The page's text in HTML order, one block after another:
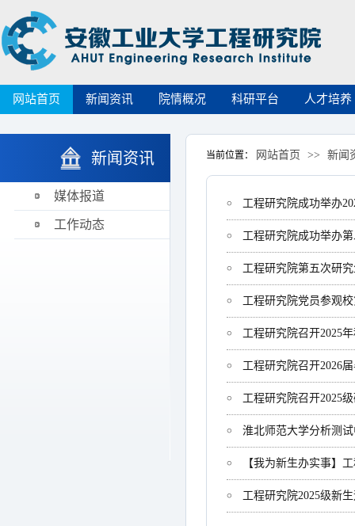
网站首页 新闻资讯 院情概况 科研平台 人才培养
新闻资讯
媒体报道
工作动态
当前位置： 网站首页 >> 新闻
工程研究院成功举办
工程研究院成功举办
工程研究院第五次研
工程研究院党员参观
工程研究院召开2025
工程研究院召开2026
工程研究院召开2025
淮北师范大学分析测
【我为新生办实事】
工程研究院2025级新